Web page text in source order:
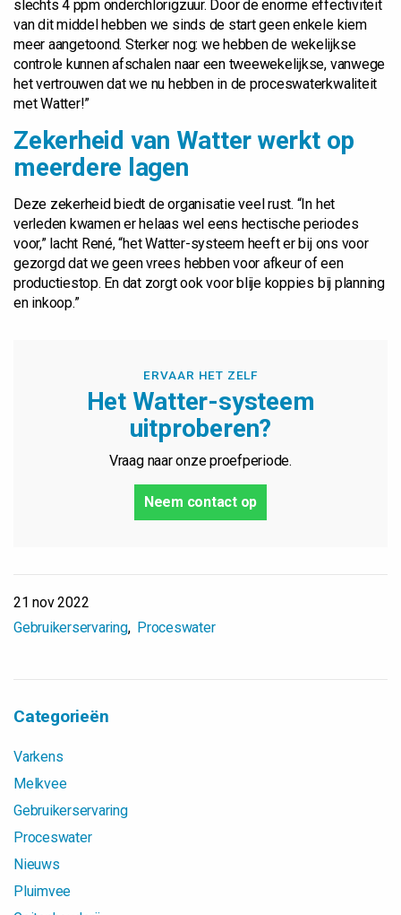
slechts 4 ppm onderchlorigzuur. Door de enorme effectiviteit
van dit middel hebben we sinds de start geen enkele kiem
meer aangetoond. Sterker nog: we hebben de wekelijkse
controle kunnen afschalen naar een tweewekelijkse, vanwege
het vertrouwen dat we nu hebben in de proceswaterkwaliteit
met Watter!”
Zekerheid van Watter werkt op
meerdere lagen
Deze zekerheid biedt de organisatie veel rust. “In het
verleden kwamen er helaas wel eens hectische periodes
voor,” lacht René, “het Watter-systeem heeft er bij ons voor
gezorgd dat we geen vrees hebben voor afkeur of een
productiestop. En dat zorgt ook voor blije koppies bij planning
en inkoop.”
ERVAAR HET ZELF
Het Watter-systeem
uitproberen?
Vraag naar onze proefperiode.
Neem contact op
21 nov 2022
Gebruikerservaring Proceswater
Categorieën
Varkens
Melkvee
Gebruikerservaring
Proceswater
Nieuws
Pluimvee